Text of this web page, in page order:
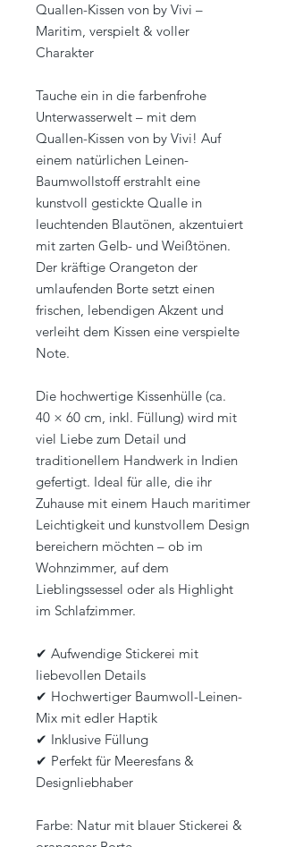
Quallen-Kissen von by Vivi –
Maritim, verspielt & voller
Charakter
Tauche ein in die farbenfrohe
Unterwasserwelt – mit dem
Quallen-Kissen von by Vivi! Auf
einem natürlichen Leinen-
Baumwollstoff erstrahlt eine
kunstvoll gestickte Qualle in
leuchtenden Blautönen, akzentuiert
mit zarten Gelb- und Weißtönen.
Der kräftige Orangeton der
umlaufenden Borte setzt einen
frischen, lebendigen Akzent und
verleiht dem Kissen eine verspielte
Note.
Die hochwertige Kissenhülle (ca.
40 × 60 cm, inkl. Füllung) wird mit
viel Liebe zum Detail und
traditionellem Handwerk in Indien
gefertigt. Ideal für alle, die ihr
Zuhause mit einem Hauch maritimer
Leichtigkeit und kunstvollem Design
bereichern möchten – ob im
Wohnzimmer, auf dem
Lieblingssessel oder als Highlight
im Schlafzimmer.
✔ Aufwendige Stickerei mit
liebevollen Details
✔ Hochwertiger Baumwoll-Leinen-
Mix mit edler Haptik
✔ Inklusive Füllung
✔ Perfekt für Meeresfans &
Designliebhaber
Farbe: Natur mit blauer Stickerei &